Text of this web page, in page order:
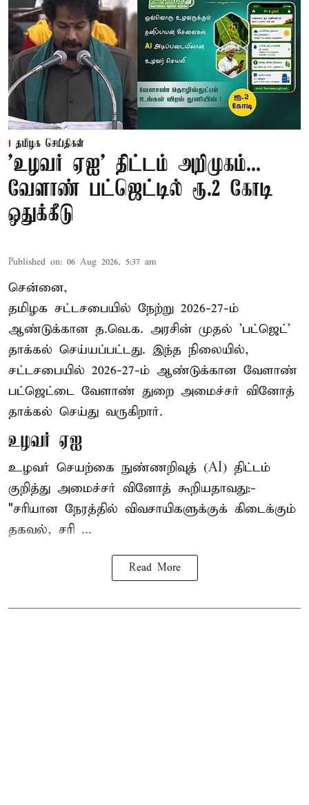
தமிழக செய்திகள்
'உழவர் ஏஐ' திட்டம் அறிமுகம்...
வேளாண் பட்ஜெட்டில் ரூ.2 கோடி
ஒதுக்கீடு
Published on: 06 Aug 2026, 5:37 am
சென்னை,
தமிழக சட்டசபையில் நேற்று 2026-27-ம்
ஆண்டுக்கான த.வெ.க. அரசின் முதல் 'பட்ஜெட்'
தாக்கல் செய்யப்பட்டது. இந்த நிலையில்,
சட்டசபையில் 2026-27-ம் ஆண்டுக்கான வேளாண்
பட்ஜெட்டை வேளாண் துறை அமைச்சர் வினோத்
தாக்கல் செய்து வருகிறார்.
உழவர் ஏஐ
உழவர் செயற்கை நுண்ணறிவுத் (AI) திட்டம்
குறித்து அமைச்சர் வினோத் கூறியதாவது:-
"சரியான நேரத்தில் விவசாயிகளுக்குக் கிடைக்கும்
தகவல், சரி ...
Read More